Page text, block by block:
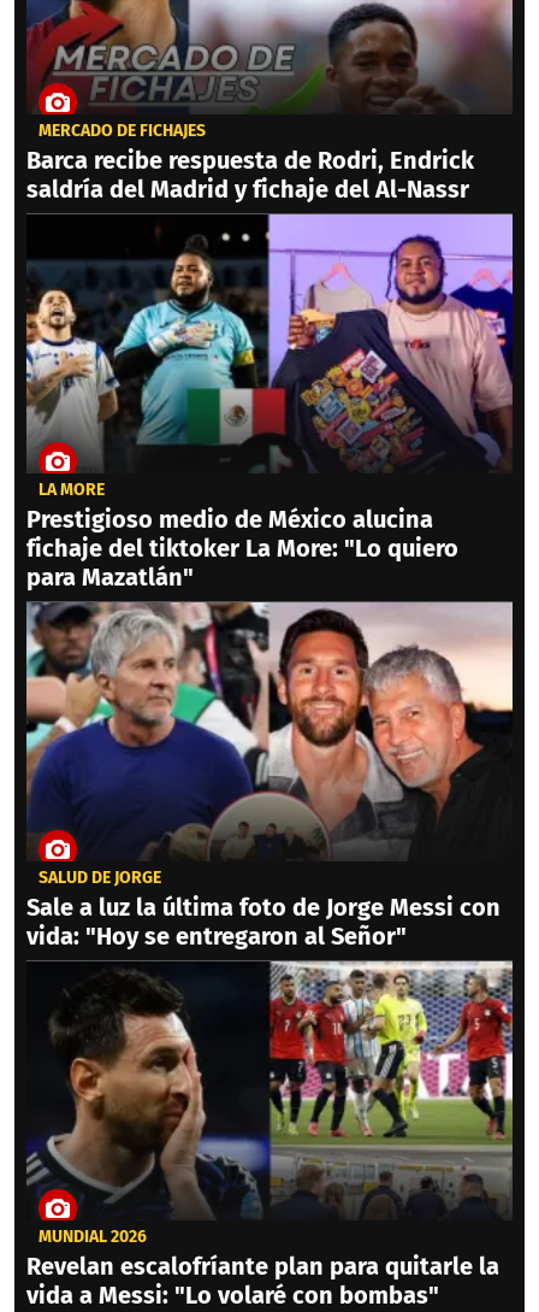
MERCADO DE FICHAJES
Barca recibe respuesta de Rodri, Endrick
saldría del Madrid y fichaje del Al-Nassr
LA MORE
Prestigioso medio de México alucina
fichaje del tiktoker La More: "Lo quiero
para Mazatlán"
SALUD DE JORGE
Sale a luz la última foto de Jorge Messi con
vida: "Hoy se entregaron al Señor"
MUNDIAL 2026
Revelan escalofríante plan para quitarle la
vida a Messi: "Lo volaré con bombas"